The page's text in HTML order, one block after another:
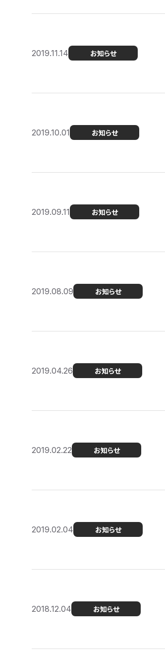
2019.11.14 お知らせ
2019.10.01 お知らせ
2019.09.11 お知らせ
2019.08.09 お知らせ
2019.04.26 お知らせ
2019.02.22 お知らせ
2019.02.04 お知らせ
2018.12.04 お知らせ